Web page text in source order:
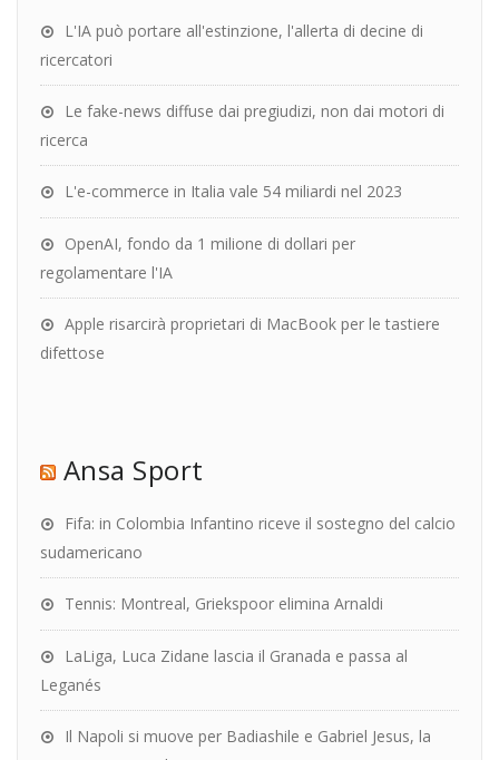
L'IA può portare all'estinzione, l'allerta di decine di
ricercatori
Le fake-news diffuse dai pregiudizi, non dai motori di
ricerca
L'e-commerce in Italia vale 54 miliardi nel 2023
OpenAI, fondo da 1 milione di dollari per
regolamentare l'IA
Apple risarcirà proprietari di MacBook per le tastiere
difettose
Ansa Sport
Fifa: in Colombia Infantino riceve il sostegno del calcio
sudamericano
Tennis: Montreal, Griekspoor elimina Arnaldi
LaLiga, Luca Zidane lascia il Granada e passa al
Leganés
Il Napoli si muove per Badiashile e Gabriel Jesus, la